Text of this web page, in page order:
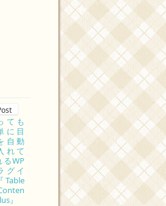
ても
に目
自動
れて
るWP
グイ
Table
』